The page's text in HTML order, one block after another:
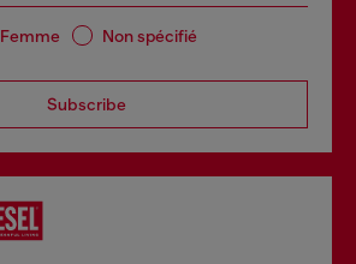
Femme Non spécifié
Subscribe